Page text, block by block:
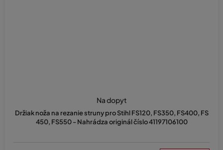
Držiak noža na rezanie struny pro Stihl FS120, FS350, FS400, FS
450, FS550 - Nahrádza originál číslo 41197106100
Na dopyt